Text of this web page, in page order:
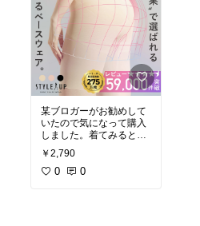
某ブロガーがお勧めして
いたので気になって購入
しました。着てみると、
確かに締め付けすぎない
のに、体型補正してくれ
ます。
￥2,790
0 0